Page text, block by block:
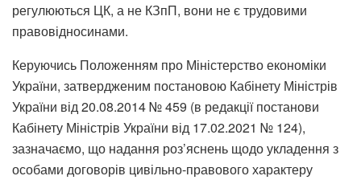
регулюються ЦК, а не КЗпП, вони не є трудовими
правовідносинами.
Керуючись Положенням про Міністерство економіки
України, затвердженим постановою Кабінету Міністрів
України від 20.08.2014 № 459 (в редакції постанови
Кабінету Міністрів України від 17.02.2021 № 124),
зазначаємо, що надання роз’яснень щодо укладення з
особами договорів цивільно-правового характеру